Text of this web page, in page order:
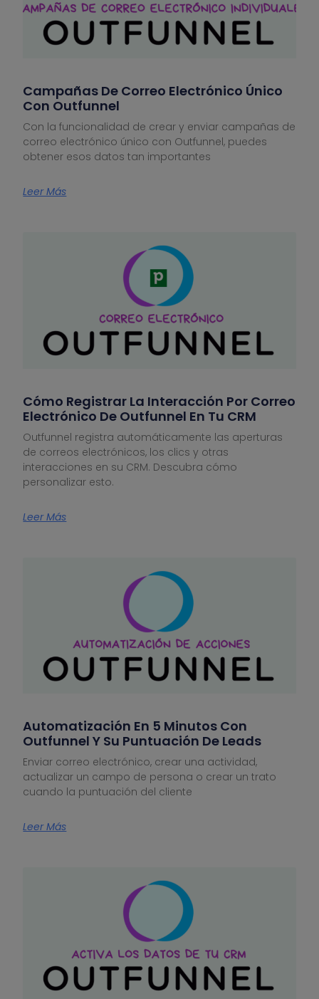
Campañas De Correo Electrónico Único
Con Outfunnel
Con la funcionalidad de crear y enviar campañas de
correo electrónico único con Outfunnel, puedes
obtener esos datos tan importantes
Leer Más
Cómo Registrar La Interacción Por Correo
Electrónico De Outfunnel En Tu CRM
Outfunnel registra automáticamente las aperturas
de correos electrónicos, los clics y otras
interacciones en su CRM. Descubra cómo
personalizar esto.
Leer Más
Automatización En 5 Minutos Con
Outfunnel Y Su Puntuación De Leads
Enviar correo electrónico, crear una actividad,
actualizar un campo de persona o crear un trato
cuando la puntuación del cliente
Leer Más